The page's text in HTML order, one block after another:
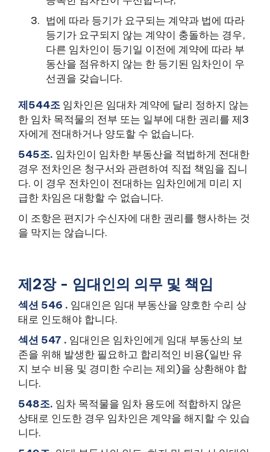
법에 따라 등기가 요구되는 계약과 법에 따라
등기가 요구되지 않는 계약이 충돌하는 경우,
다른 임차인이 등기일 이전에 계약에 따라 부
동산을 점유하지 않는 한 등기된 임차인이 우
선권을 갖습니다.
제544조 임차인은 임대차 계약에 달리 정하지 않는
한 임차 목적물의 전부 또는 일부에 대한 권리를 제3
자에게 전대하거나 양도할 수 없습니다.
545조. 임차인이 임차한 부동산을 적법하게 전대한
경우 전차인은 청구서와 관련하여 직접 책임을 집니
다. 이 경우 전차인이 전대하는 임차인에게 미리 지
급한 차임은 대항할 수 없습니다.
이 조항은 편지가 수신자에 대한 권리를 행사하는 것
을 막지는 않습니다.
제2장 - 임대인의 의무 및 책임
섹션 546 . 임대인은 임대 부동산을 양호한 수리 상
태로 인도해야 합니다.
섹션 547 . 임대인은 임차인에게 임대 부동산의 보
존을 위해 발생한 필요하고 합리적인 비용(일반 유
지 보수 비용 및 경미한 수리는 제외)을 상환해야 합
니다.
548조. 임차 목적물을 임차 용도에 적합하지 않은
상태로 인도한 경우 임차인은 계약을 해지할 수 있습
니다.